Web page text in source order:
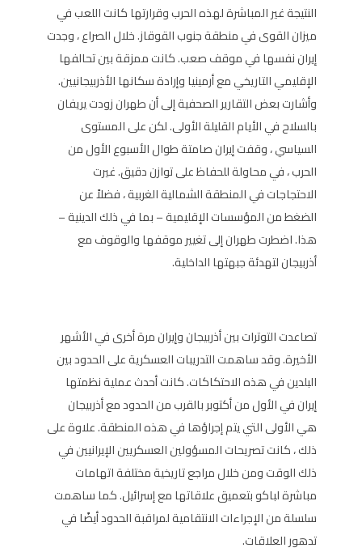
النتيجة غير المباشرة لهذه الحرب وقرارتها كانت اللعب في
ميزان القوى في منطقة جنوب القوقاز. خلال الصراع ، وجدت
إيران نفسها في موقف صعب. كانت ممزقة بين تحالفها
الإقليمي التاريخي مع أرمينيا وإرادة سكانها الأذربيجانيين.
وأشارت بعض التقارير الصحفية إلى أن طهران زودت يريفان
بالسلاح في الأيام القليلة الأولى. لكن على المستوى
السياسي ، وقفت إيران صامتة طوال الأسبوع الأول من
الحرب ، في محاولة للحفاظ على توازن دقيق. غيرت
الاحتجاجات في المنطقة الشمالية الغربية ، فضلاً عن
الضغط من المؤسسات الإقليمية – بما في ذلك الدينية –
هذا. اضطرت طهران إلى تغيير موقفها والوقوف مع
أذربيجان لتهدئة جبهتها الداخلية.
تصاعدت التوترات بين أذربيجان وإيران مرة أخرى في الأشهر
الأخيرة. وقد ساهمت التدريبات العسكرية على الحدود بين
البلدين في هذه الاحتكاكات. كانت أحدث عملية نظمتها
إيران في الأول من أكتوبر بالقرب من الحدود مع أذربيجان
هي الأولى التي يتم إجراؤها في هذه المنطقة. علاوة على
ذلك ، كانت تصريحات المسؤولين العسكريين الإيرانيين في
ذلك الوقت ومن خلال مراجع تاريخية مختلفة اتهامات
مباشرة لباكو بتعميق علاقاتها مع إسرائيل. كما ساهمت
سلسلة من الإجراءات الانتقامية لمراقبة الحدود أيضًا في
تدهور العلاقات.